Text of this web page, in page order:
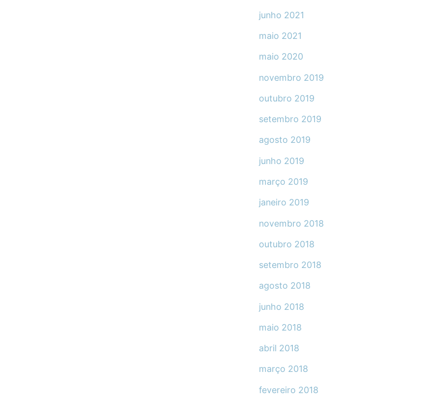
junho 2021
maio 2021
maio 2020
novembro 2019
outubro 2019
setembro 2019
agosto 2019
junho 2019
março 2019
janeiro 2019
novembro 2018
outubro 2018
setembro 2018
agosto 2018
junho 2018
maio 2018
abril 2018
março 2018
fevereiro 2018